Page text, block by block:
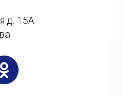
д. 15А